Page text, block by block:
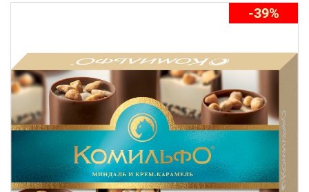
-39%